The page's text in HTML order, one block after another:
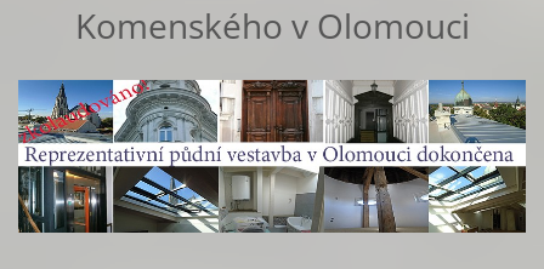
Komenského v Olomouci